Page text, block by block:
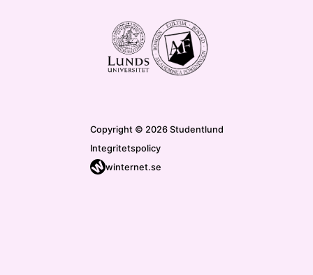
Copyright © 2026 Studentlund
Integritetspolicy
winternet.se